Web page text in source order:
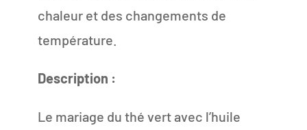
chaleur et des changements de
température.
Description :
Le mariage du thé vert avec l’huile